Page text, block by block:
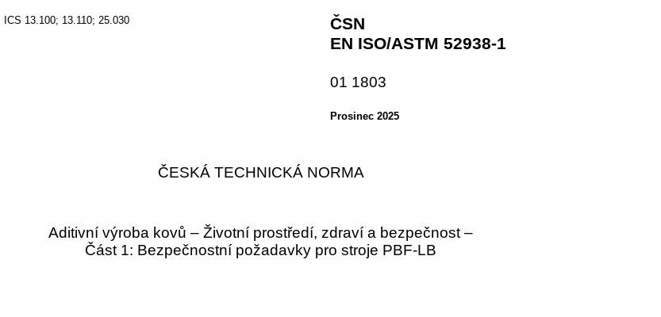
ICS 13.100; 13.110; 25.030
ČSN
EN ISO/ASTM 52938-1
01 1803
Prosinec 2025
ČESKÁ TECHNICKÁ NORMA
Aditivní výroba kovů – Životní prostředí, zdraví a bezpečnost –
Část 1: Bezpečnostní požadavky pro stroje PBF-LB